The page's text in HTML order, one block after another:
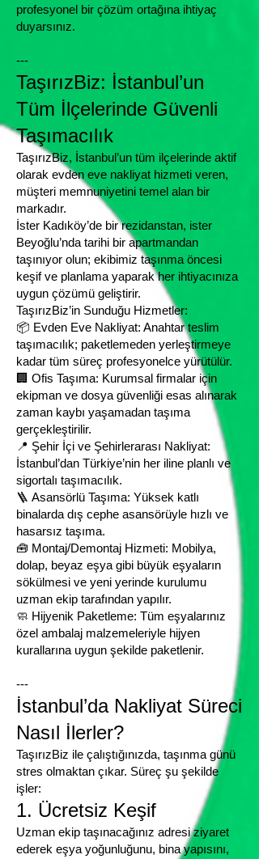
profesyonel bir çözüm ortağına ihtiyaç
duyarsınız.
---
TaşırızBiz: İstanbul’un
Tüm İlçelerinde Güvenli
Taşımacılık
TaşırızBiz, İstanbul’un tüm ilçelerinde aktif
olarak evden eve nakliyat hizmeti veren,
müşteri memnuniyetini temel alan bir
markadır.
İster Kadıköy’de bir rezidanstan, ister
Beyoğlu’nda tarihi bir apartmandan
taşınıyor olun; ekibimiz taşınma öncesi
keşif ve planlama yaparak her ihtiyacınıza
uygun çözümü geliştirir.
TaşırızBiz’in Sunduğu Hizmetler:
📦 Evden Eve Nakliyat: Anahtar teslim
taşımacılık; paketlemeden yerleştirmeye
kadar tüm süreç profesyonelce yürütülür.
🏢 Ofis Taşıma: Kurumsal firmalar için
ekipman ve dosya güvenliği esas alınarak
zaman kaybı yaşamadan taşıma
gerçekleştirilir.
📍 Şehir İçi ve Şehirlerarası Nakliyat:
İstanbul’dan Türkiye’nin her iline planlı ve
sigortalı taşımacılık.
🪜 Asansörlü Taşıma: Yüksek katlı
binalarda dış cephe asansörüyle hızlı ve
hasarsız taşıma.
🧰 Montaj/Demontaj Hizmeti: Mobilya,
dolap, beyaz eşya gibi büyük eşyaların
sökülmesi ve yeni yerinde kurulumu
uzman ekip tarafından yapılır.
🧼 Hijyenik Paketleme: Tüm eşyalarınız
özel ambalaj malzemeleriyle hijyen
kurallarına uygun şekilde paketlenir.
---
İstanbul’da Nakliyat Süreci
Nasıl İlerler?
TaşırızBiz ile çalıştığınızda, taşınma günü
stres olmaktan çıkar. Süreç şu şekilde
işler:
1. Ücretsiz Keşif
Uzman ekip taşınacağınız adresi ziyaret
ederek eşya yoğunluğunu, bina yapısını,